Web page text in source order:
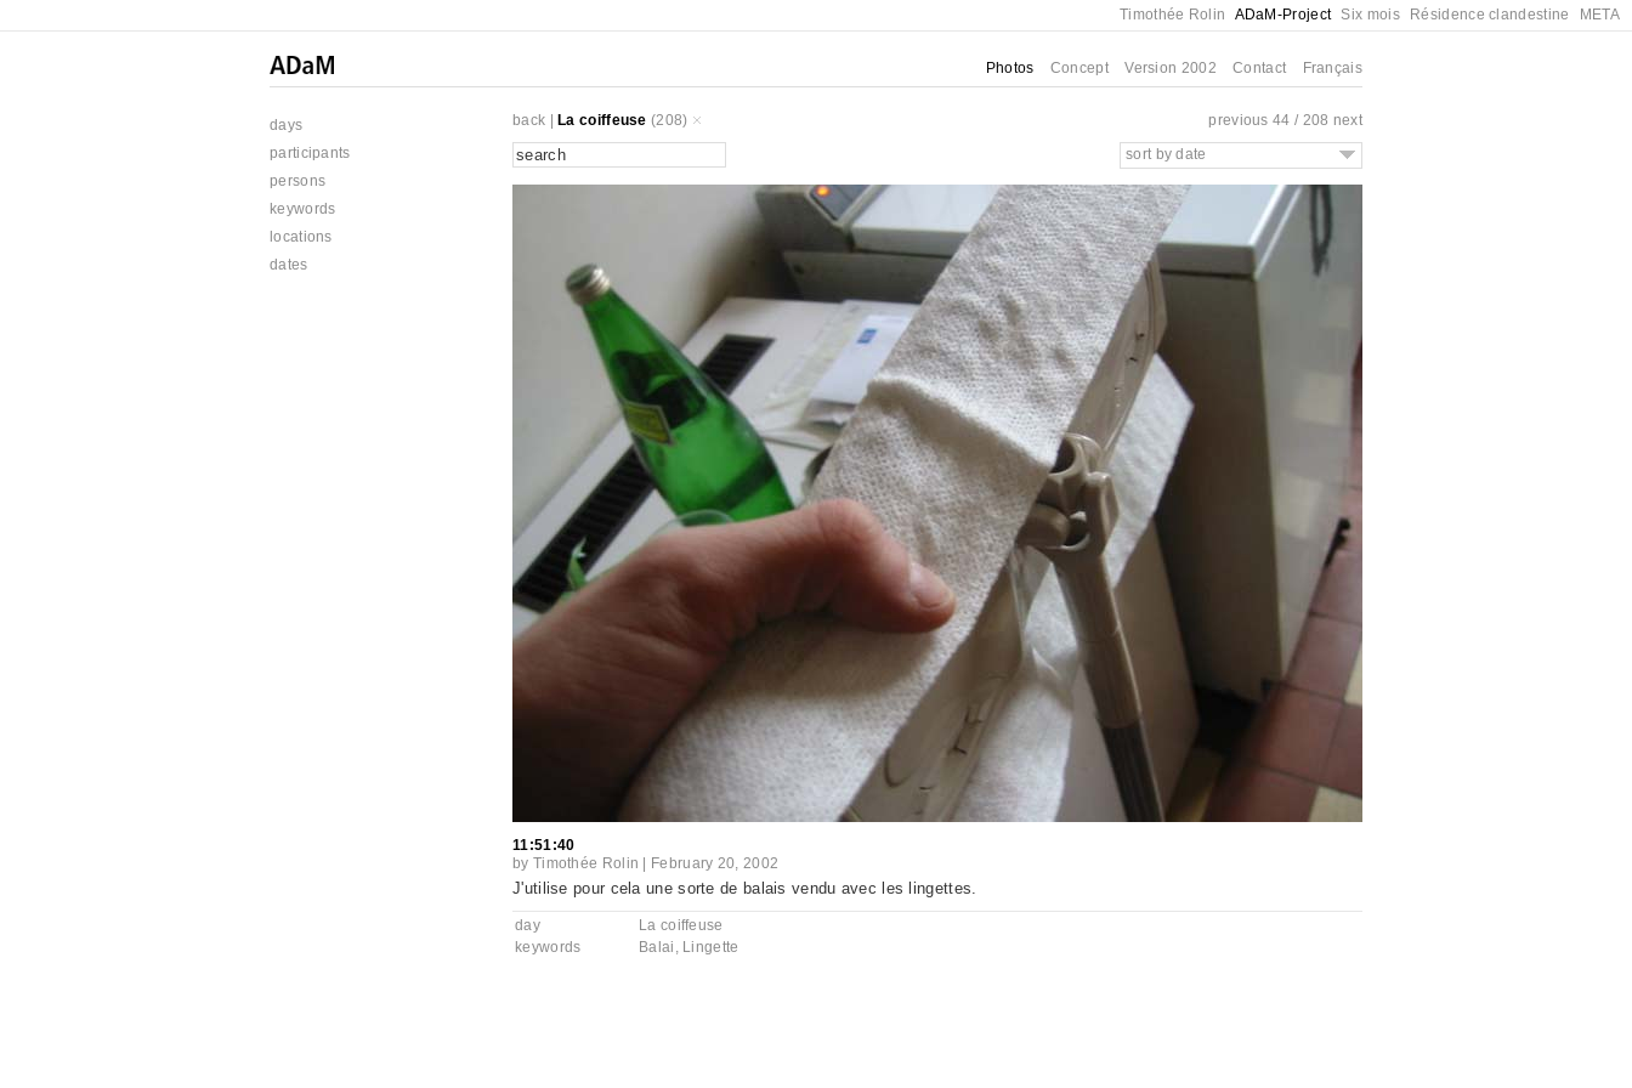
Timothée Rolin ADaM-Project Six mois Résidence clandestine META
Photos Concept Version 2002 Contact Français
days
participants
persons
keywords
locations
dates
back La coiffeuse (208) previous 44 / 208 next
sort by date
11:51:40
by Timothée Rolin February 20, 2002
J'utilise pour cela une sorte de balais vendu avec les lingettes.
day
La coiffeuse
keywords
Balai , Lingette